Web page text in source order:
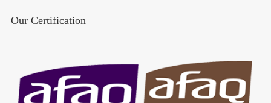
Our Certification